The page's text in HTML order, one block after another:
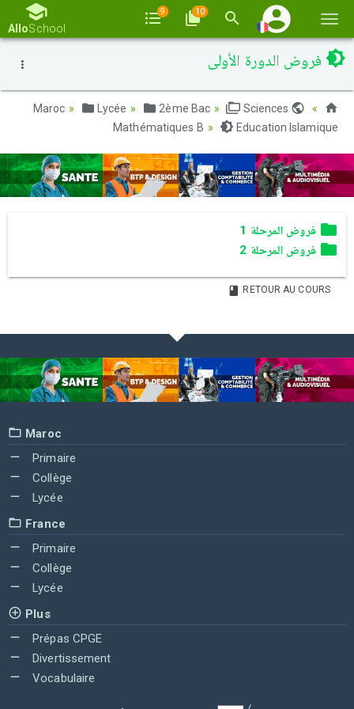
la
AlloSchool
9 10
فروض الدورة الأولى
Lycée 2ème Bac
Sciences
Mathématiques B
Education Islamique
فروض المرحلة 1
فروض المرحلة 2
RETOUR AU COURS
Maroc
Primaire
Collège
Lycée
France
Primaire
Collège
Lycée
Plus
Prépas CPGE
Divertissement
Vocabulaire